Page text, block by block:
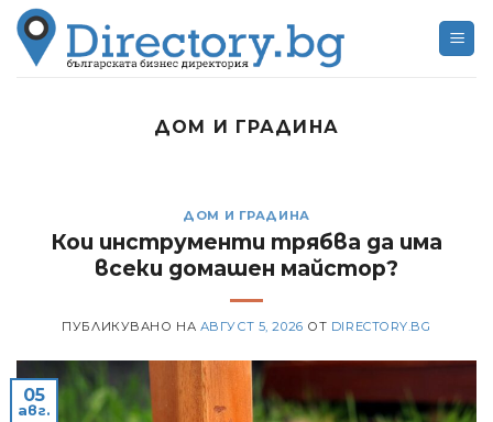
Skip
to
content
ДОМ И ГРАДИНА
ДОМ И ГРАДИНА
Кои инструменти трябва да има
всеки домашен майстор?
ПУБЛИКУВАНО НА АВГУСТ 5, 2026 ОТ DIRECTORY.BG
05
авг.